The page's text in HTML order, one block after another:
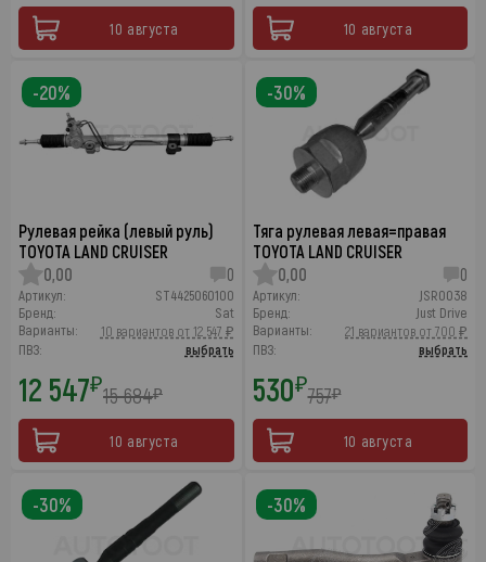
10 августа 10 августа
Рулевая рейка (левый руль)
TOYOTA LAND CRUISER
0,00
0
Артикул:
ST4425060100
Бренд:
Sat
Варианты:
10 вариантов от 12 547 ₽
ПВЗ:
выбрать
12 547₽15 684₽
10 августа
-20%
Тяга рулевая левая=правая
TOYOTA LAND CRUISER
0,00
0
Артикул:
JSR0038
Бренд:
Just Drive
Варианты:
21 вариантов от 700 ₽
ПВЗ:
выбрать
530₽757₽
10 августа
-30%
-30% -30%